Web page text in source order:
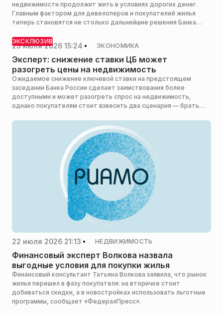
недвижимости продолжит жить в условиях дорогих денег.
Главным фактором для девелоперов и покупателей жилья
теперь становятся не столько дальнейшие решения Банка
ипотеки, заявил РИАМО вице-президент по маркетингу и
продажам Группы «Эталон» Вячеслав Приймак.
ЭКСКЛЮЗИВ
23 июля 2026 15:24 ЭКОНОМИКА
Эксперт: снижение ставки ЦБ может
разогреть цены на недвижимость
Ожидаемое снижение ключевой ставки на предстоящем
заседании Банка России сделает заимствования более
доступными и может разогреть спрос на недвижимость,
однако покупателям стоит взвесить два сценария — брать
кредитов, сообщил РИАМО к. э. н., доцент кафедры
международного бизнеса Финансового университета при
правительстве РФ Евгений Сумароков.
22 июля 2026 21:13 НЕДВИЖИМОСТЬ
Финансовый эксперт Волкова назвала
выгодные условия для покупки жилья
Финансовый консультант Татьяна Волкова заявила, что рынок
жилья перешел в фазу покупателя: на вторичке стоит
добиваться скидки, а в новостройках использовать льготные
программы, сообщает «ФедералПресс».